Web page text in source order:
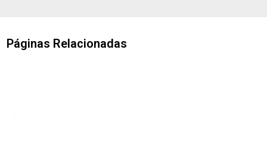
Páginas Relacionadas